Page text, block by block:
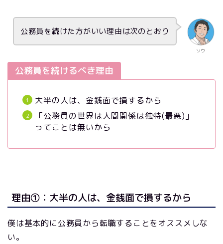
ソウ
公務員を続けた方がいい理由は次のとおり
公務員を続けるべき理由
大半の人は、金銭面で損するから
「公務員の世界は人間関係は独特(最悪)」
ってことは無いから
理由①：大半の人は、金銭面で損するから
僕は基本的に公務員から転職することをオススメしな
い。